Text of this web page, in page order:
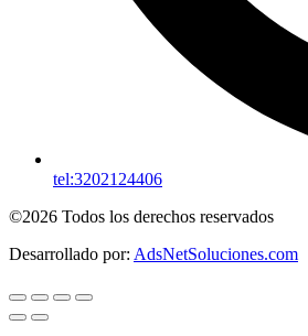
tel:3202124406
©2026 Todos los derechos reservados
Desarrollado por: AdsNetSoluciones.com